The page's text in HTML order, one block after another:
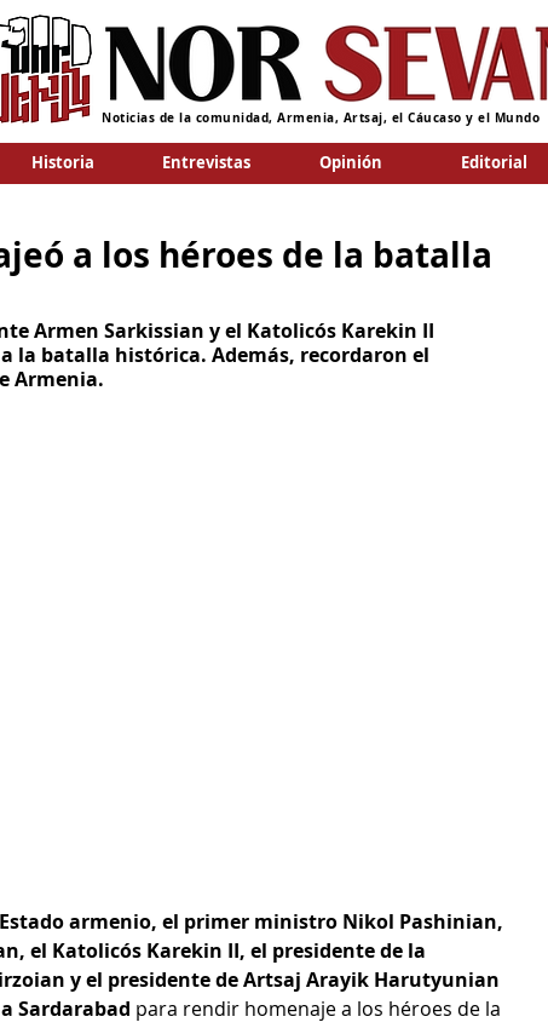
Noticias de la comunidad, Armenia, Artsaj, el Cáucaso y el Mundo
Historia Entrevistas Opinión Editorial
a los héroes de la batalla
Armen Sarkissian y el Katolicós Karekin II
la batalla histórica. Además, recordaron el
Armenia.
armenio, el primer ministro Nikol Pashinian,
el Katolicós Karekin II, el presidente de la
y el presidente de Artsaj Arayik Harutyunian
Sardarabad para rendir homenaje a los héroes de la